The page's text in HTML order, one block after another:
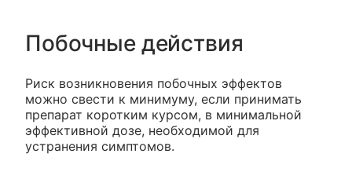
Побочные действия
Риск возникновения побочных эффектов
можно свести к минимуму, если принимать
препарат коротким курсом, в минимальной
эффективной дозе, необходимой для
устранения симптомов.